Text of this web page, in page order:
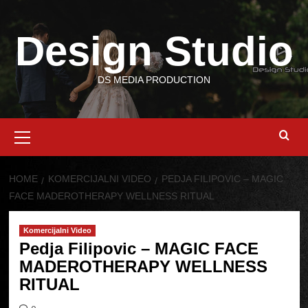
content
Design Studio
DS MEDIA PRODUCTION
Menu
HOME KOMERCIJALNI VIDEO
PEDJA FILIPOVIC – MAGIC
FACE MADEROTHERAPY WELLNESS RITUAL
Komercijalni Video
Pedja Filipovic – MAGIC FACE
MADEROTHERAPY WELLNESS
RITUAL